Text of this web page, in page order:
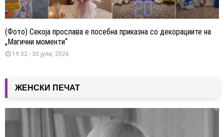
(Фото) Секоја прослава е посебна приказна со декорациите на
„Магични моменти“
19:02 - 30 јули, 2026
ЖЕНСКИ ПЕЧАТ